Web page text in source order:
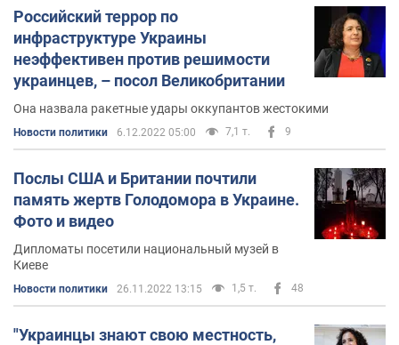
Российский террор по
инфраструктуре Украины
неэффективен против решимости
украинцев, – посол Великобритании
Она назвала ракетные удары оккупантов жестокими
Новости политики 6.12.2022 05:00 7,1 т. 9
Послы США и Британии почтили
память жертв Голодомора в Украине.
Фото и видео
Дипломаты посетили национальный музей в
Киеве
Новости политики 26.11.2022 13:15 1,5 т. 48
"Украинцы знают свою местность,